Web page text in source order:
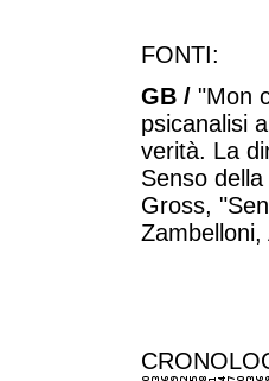
FONTI:
GB / "Mon
psicanalisi
verità. La
Senso
Gross,